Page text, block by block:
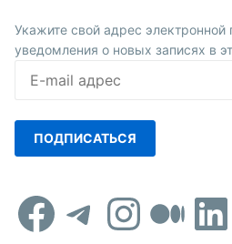
Укажите свой адрес электронной
уведомления о новых записях в
mail
ПОДПИСАТЬСЯ
Facebook